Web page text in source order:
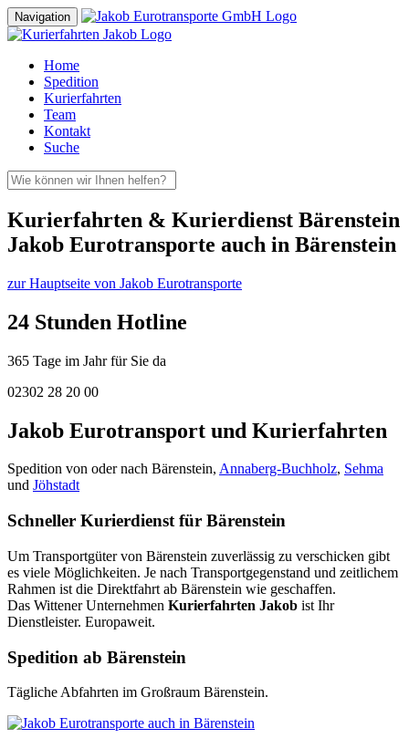
Navigation
Home
Spedition
Kurierfahrten
Team
Kontakt
Suche
Kurierfahrten & Kurierdienst Bärenstein
Jakob Eurotransporte auch in Bärenstein
zur Hauptseite von Jakob Eurotransporte
24 Stunden Hotline
365 Tage im Jahr für Sie da
02302 28 20 00
Jakob Eurotransport und Kurierfahrten
Spedition von oder nach Bärenstein, Annaberg-Buchholz, Sehma
und Jöhstadt
Schneller Kurierdienst für Bärenstein
Um Transportgüter von Bärenstein zuverlässig zu verschicken gibt
es viele Möglichkeiten. Je nach Transportgegenstand und zeitlichem
Rahmen ist die Direktfahrt ab Bärenstein wie geschaffen.
Das Wittener Unternehmen Kurierfahrten Jakob ist Ihr
Dienstleister. Europaweit.
Spedition ab Bärenstein
Tägliche Abfahrten im Großraum Bärenstein.